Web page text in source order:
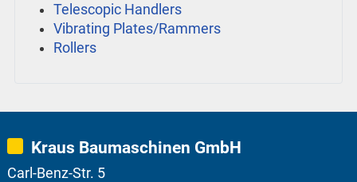
Telescopic Handlers
Vibrating Plates/Rammers
Rollers
Kraus Baumaschinen GmbH
Carl-Benz-Str. 5